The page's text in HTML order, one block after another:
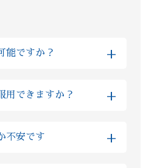
能ですか？ +
おります。その場合はご
ご利用いただけますので
用できますか？ +
の場合でお子様も服用い
不安です +